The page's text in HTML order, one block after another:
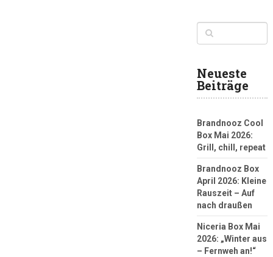
Neueste
Beiträge
Brandnooz Cool
Box Mai 2026:
Grill, chill, repeat
Brandnooz Box
April 2026: Kleine
Rauszeit – Auf
nach draußen
Niceria Box Mai
2026: „Winter aus
– Fernweh an!“